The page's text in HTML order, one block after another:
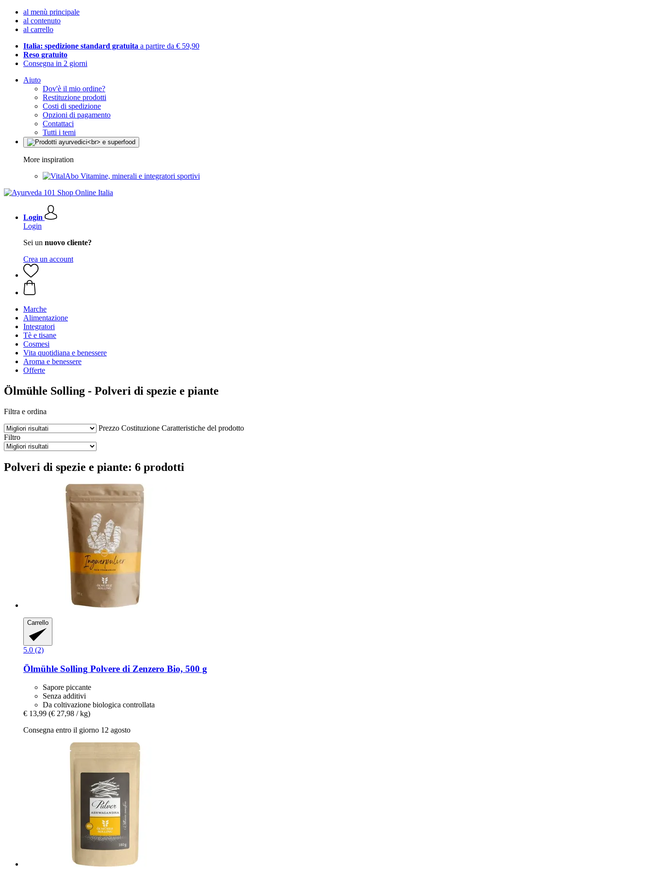
al menù principale
al contenuto
al carrello
Italia: spedizione standard gratuita a partire da € 59,90
Reso gratuito
Consegna in 2 giorni
Aiuto
Dov'è il mio ordine?
Restituzione prodotti
Costi di spedizione
Opzioni di pagamento
Contattaci
Tutti i temi
More inspiration
Vitamine, minerali e integratori sportivi
Login
Login
Sei un nuovo cliente?
Crea un account
Marche
Alimentazione
Integratori
Tè e tisane
Cosmesi
Vita quotidiana e benessere
Aroma e benessere
Offerte
Ölmühle Solling - Polveri di spezie e piante
Filtra e ordina
Prezzo Costituzione Caratteristiche del prodotto
Filtro
Polveri di spezie e piante: 6 prodotti
Carrello
5.0 (2)
Ölmühle Solling Polvere di Zenzero Bio, 500 g
Sapore piccante
Senza additivi
Da coltivazione biologica controllata
€ 13,99 (€ 27,98 / kg)
Consegna entro il giorno 12 agosto